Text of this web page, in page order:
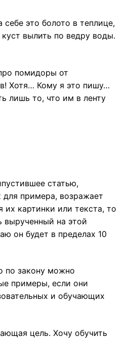
себе это болото в теплице,
вылить по ведру воды.
помидоры от
Хотя… Кому я это пишу…
лишь то, что им в ленту
статью,
для примера, возражает
их картинки или текста, то
вырученный на этой
он будет в пределах 10
по закону можно
примеры, если они
и обучающих
цель. Хочу обучить